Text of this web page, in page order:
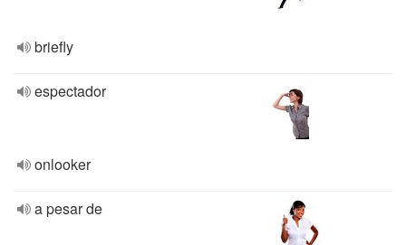
briefly
espectador
onlooker
a pesar de